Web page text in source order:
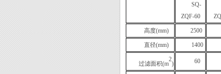
SQ-
ZQF-60
高度(mm) 2500
直径(mm) 1400
过滤面积(m
2
) 60